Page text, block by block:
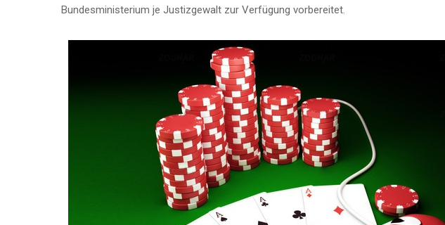
Bundesministerium je Justizgewalt zur Verfügung vorbereitet.